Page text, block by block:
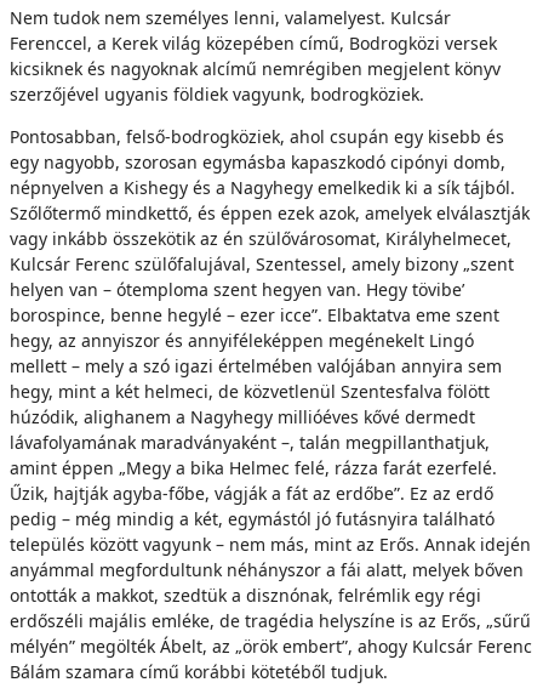
Nem tudok nem személyes lenni, valamelyest. Kulcsár
Ferenccel, a Kerek világ közepében című, Bodrogközi versek
kicsiknek és nagyoknak alcímű nemrégiben megjelent könyv
szerzőjével ugyanis földiek vagyunk, bodrogköziek.
Pontosabban, felső-bodrogköziek, ahol csupán egy kisebb és
egy nagyobb, szorosan egymásba kapaszkodó cipónyi domb,
népnyelven a Kishegy és a Nagyhegy emelkedik ki a sík tájból.
Szőlőtermő mindkettő, és éppen ezek azok, amelyek elválasztják
vagy inkább összekötik az én szülővárosomat, Királyhelmecet,
Kulcsár Ferenc szülőfalujával, Szentessel, amely bizony „szent
helyen van – ótemploma szent hegyen van. Hegy tövibe’
borospince, benne hegylé – ezer icce”. Elbaktatva eme szent
hegy, az annyiszor és annyiféleképpen megénekelt Lingó
mellett – mely a szó igazi értelmében valójában annyira sem
hegy, mint a két helmeci, de közvetlenül Szentesfalva fölött
húzódik, alighanem a Nagyhegy millióéves kővé dermedt
lávafolyamának maradványaként –, talán megpillanthatjuk,
amint éppen „Megy a bika Helmec felé, rázza farát ezerfelé.
Űzik, hajtják agyba-főbe, vágják a fát az erdőbe”. Ez az erdő
pedig – még mindig a két, egymástól jó futásnyira található
település között vagyunk – nem más, mint az Erős. Annak idején
anyámmal megfordultunk néhányszor a fái alatt, melyek bőven
ontották a makkot, szedtük a disznónak, felrémlik egy régi
erdőszéli majális emléke, de tragédia helyszíne is az Erős, „sűrű
mélyén” megölték Ábelt, az „örök embert”, ahogy Kulcsár Ferenc
Bálám szamara című korábbi kötetéből tudjuk.